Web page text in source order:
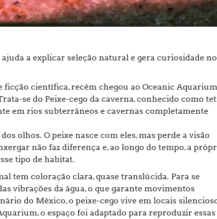
a explicar seleção natural e gera curiosidade
científica, recém chegou ao Oceanic
se do Peixe-cego da caverna, conhecido como
em rios subterrâneos e cavernas completamente
olhos. O peixe nasce com eles, mas perde a visão
não faz diferença e, ao longo do tempo, a
tipo de habitat.
tem coloração clara, quase translúcida. Para se
vibrações da água, o que garante movimentos
do México, o peixe-cego vive em locais
o espaço foi adaptado para reproduzir essas